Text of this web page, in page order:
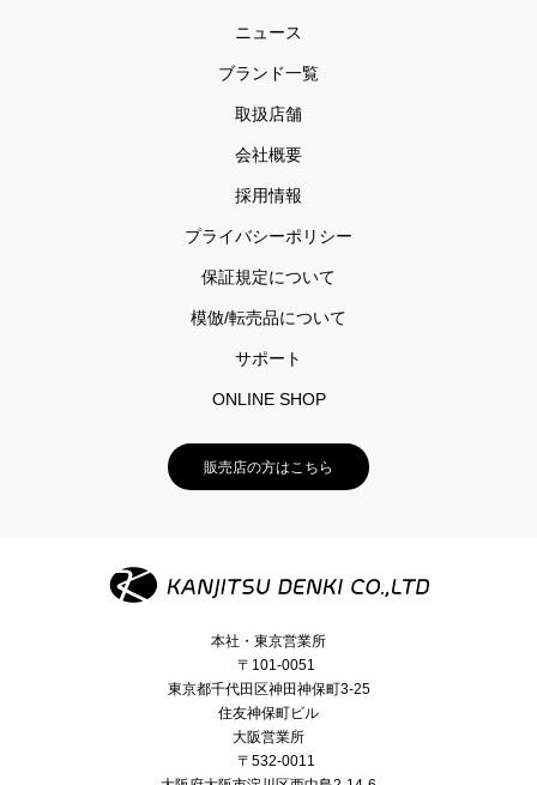
ニュース
ブランド一覧
取扱店舗
会社概要
採用情報
プライバシーポリシー
保証規定について
模倣/転売品について
サポート
ONLINE SHOP
販売店の方はこちら
本社・東京営業所
〒101-0051
東京都千代田区神田神保町3-25
住友神保町ビル
大阪営業所
〒532-0011